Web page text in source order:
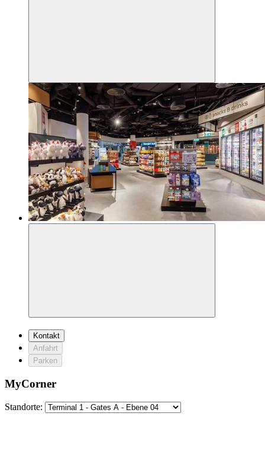
Kontakt
Anfahrt
Parken
MyCorner
Standorte: